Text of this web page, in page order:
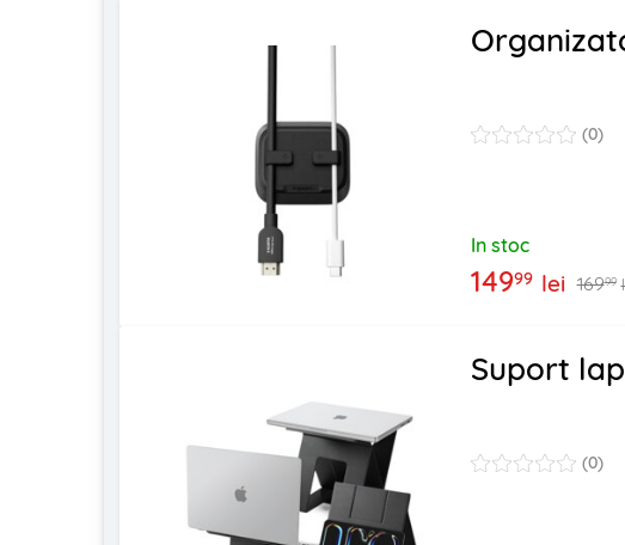
(0)
In stoc
14999 lei 16999
Suport
(0)